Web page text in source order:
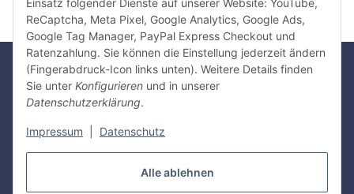
Alle ablehnen
Einsatz folgender Dienste auf unserer Website: YouTube,
ReCaptcha, Meta Pixel, Google Analytics, Google Ads,
Google Tag Manager, PayPal Express Checkout und
Ratenzahlung. Sie können die Einstellung jederzeit ändern
(Fingerabdruck-Icon links unten). Weitere Details finden
Sie unter Konfigurieren und in unserer
Datenschutzerklärung.
Impressum Datenschutz
Gesetzliche Informationen
Informationen